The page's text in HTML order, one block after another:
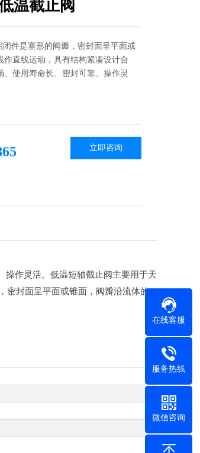
温截止阀
闭件是塞形的阀瓣，密封面呈平面或
作直线运动，具有结构紧凑设计合
使用寿命长、密封可靠、操作灵
立即咨询
操作灵活。低温短轴截止阀主要用于天
密封面呈平面或锥面，阀瓣沿流体的
在线客服
服务热线
微信咨询